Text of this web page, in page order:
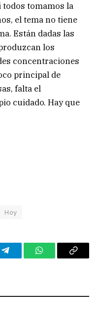
todos tomamos la
el tema no tiene
Están dadas las
los
concentraciones
principal de
falta el
cuidado. Hay que
Hoy
TelegramWhatsAppCopy